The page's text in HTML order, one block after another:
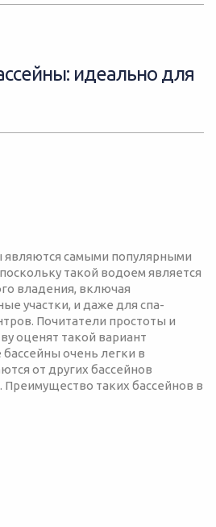
идеально для
самыми популярными
такой водоем является
владения, включая
участки, и даже для спа-
Почитатели простоты и
оценят такой вариант
очень легки в
от других бассейнов
таких бассейнов в